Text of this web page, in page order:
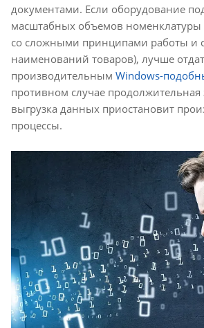
документами. Если оборудование
масштабных объемов
со сложными принципами работы и
наименований товаров), лучше
производительным Windows-
противном случае продолжительная
выгрузка данных приостановит
процессы.